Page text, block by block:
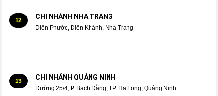
12 CHI NHÁNH NHA TRANG
Diên Phước, Diên Khánh, Nha Trang
13 CHI NHÁNH QUẢNG NINH
Đường 25/4, P. Bạch Đằng, TP. Hạ Long, Quảng Ninh